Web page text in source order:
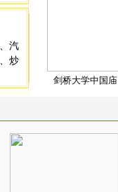
汽
炒
剑桥大学中国庙